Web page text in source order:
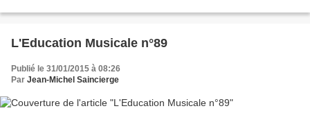
L'Education Musicale n°89
Publié le 31/01/2015 à 08:26
Par Jean-Michel Saincierge